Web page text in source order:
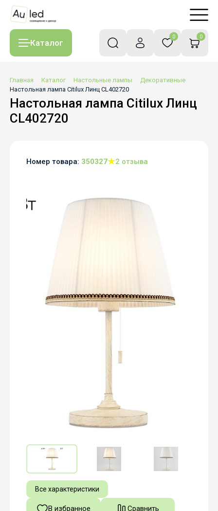
Каталог
0 0
Главная Каталог Настольные лампы
Декоративные
Настольная лампа Citilux Линц CL402720
Настольная лампа Citilux Линц
CL402720
Номер товара: 350327 2 отзыва
Все характеристики
В избранное Сравнить